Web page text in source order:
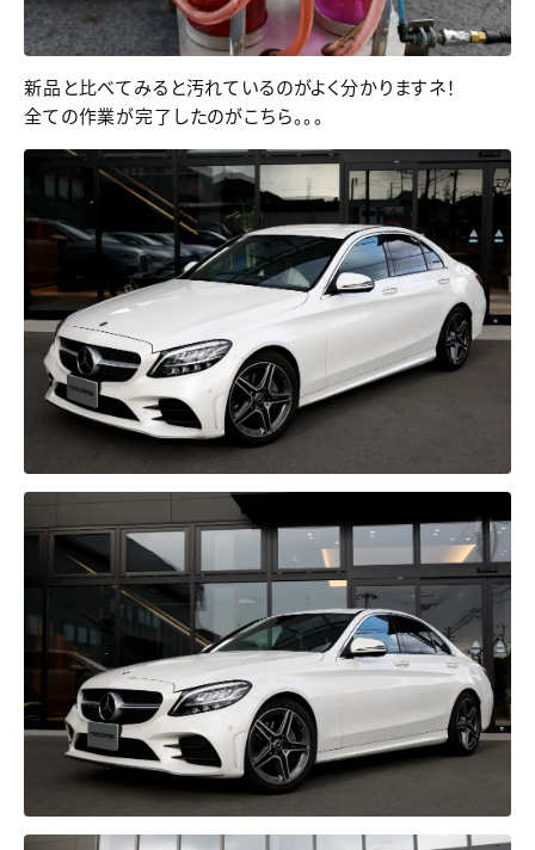
新品と比べてみると汚れているのがよく分かりますネ！
全ての作業が完了したのがこちら。。。